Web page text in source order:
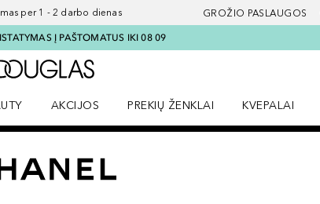
per 1 - 2 darbo dienas GROŽIO PASLAUGOS
Į PAŠTOMATUS IKI 08 09
Į Douglas pagrindinį puslapį
AKCIJOS
PREKIŲ ŽENKLAI
KVEPALAI